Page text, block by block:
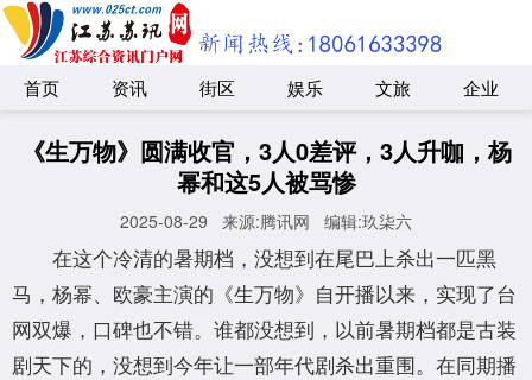
首页 资讯 街区 娱乐 文旅 企业
《生万物》圆满收官，3人0差评，3人升咖，杨
幂和这5人被骂惨
2025-08-29 来源:腾讯网 编辑:玖柒六
在这个冷清的暑期档，没想到在尾巴上杀出一匹黑
马，杨幂、欧豪主演的《生万物》自开播以来，实现了台
网双爆，口碑也不错。谁都没想到，以前暑期档都是古装
剧天下的，没想到今年让一部年代剧杀出重围。在同期播